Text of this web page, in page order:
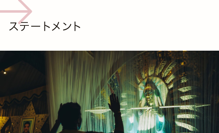
ステートメント